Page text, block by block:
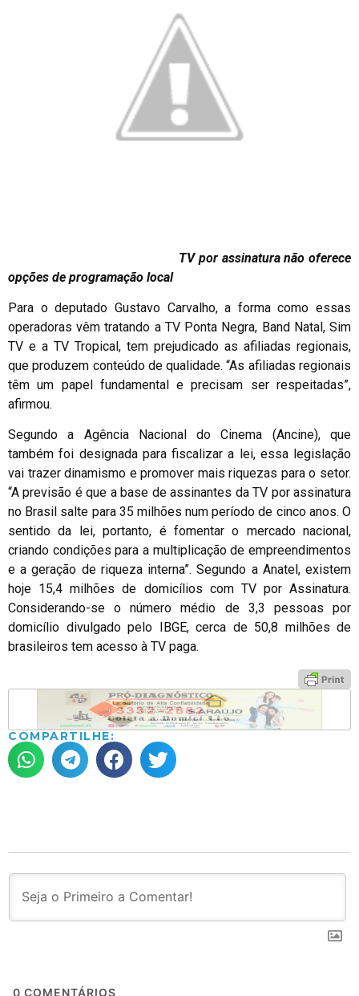
TV por assinatura não oferece
opções de programação local
Para o deputado Gustavo Carvalho, a forma como essas
operadoras vêm tratando a TV Ponta Negra, Band Natal, Sim
TV e a TV Tropical, tem prejudicado as afiliadas regionais,
que produzem conteúdo de qualidade. “As afiliadas regionais
têm um papel fundamental e precisam ser respeitadas”,
afirmou.
Segundo a Agência Nacional do Cinema (Ancine), que
também foi designada para fiscalizar a lei, essa legislação
vai trazer dinamismo e promover mais riquezas para o setor.
“A previsão é que a base de assinantes da TV por assinatura
no Brasil salte para 35 milhões num período de cinco anos. O
sentido da lei, portanto, é fomentar o mercado nacional,
criando condições para a multiplicação de empreendimentos
e a geração de riqueza interna”. Segundo a Anatel, existem
hoje 15,4 milhões de domicílios com TV por Assinatura.
Considerando-se o número médio de 3,3 pessoas por
domicílio divulgado pelo IBGE, cerca de 50,8 milhões de
brasileiros tem acesso à TV paga.
COMPARTILHE:
0 COMENTÁRIOS